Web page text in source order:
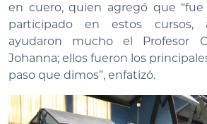
en cuero, quien agregó que
participado en estos
ayudaron mucho el Profesor
Johanna; ellos fueron los
paso que dimos”, enfatizó.